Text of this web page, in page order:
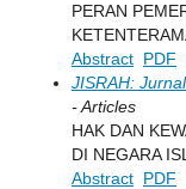
PERAN
Abstract PDF
JISRAH:
- Articles
HAK DAN
DI NEGARA
Abstract PDF